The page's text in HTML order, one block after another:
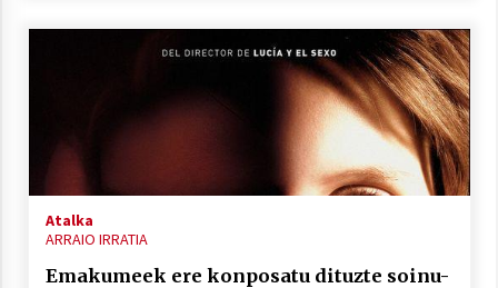
Atalka
ARRAIO IRRATIA
Emakumeek ere konposatu dituzte soinu-